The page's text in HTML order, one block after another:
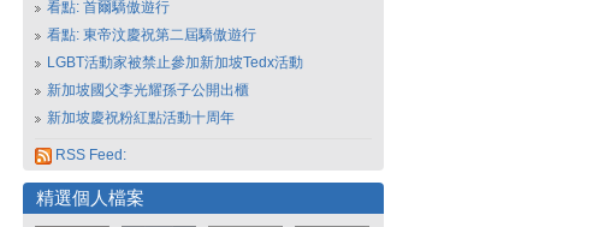
看點: 首爾驕傲遊行
看點: 東帝汶慶祝第二屆驕傲遊行
LGBT活動家被禁止參加新加坡Tedx活動
新加坡國父李光耀孫子公開出櫃
新加坡慶祝粉紅點活動十周年
RSS Feed:
精選個人檔案